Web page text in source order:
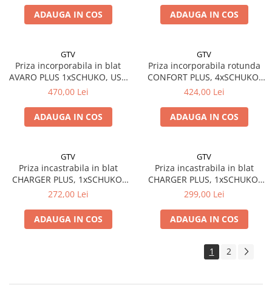
ADAUGA IN COS ADAUGA IN COS
GTV
Priza incorporabila in blat
AVARO PLUS 1xSCHUKO, USB
A+C, incarcare WIRELESS,
470,00 Lei
ADAUGA IN COS
GTV
Priza incorporabila rotunda
CONFORT PLUS, 4xSCHUKO,
2xUSB, 2xRJ45, incarcare
424,00 Lei
ADAUGA IN COS
GTV
Priza incastrabila in blat
CHARGER PLUS, 1xSCHUKO,
2xUSB, HDMI, incarcare
272,00 Lei
ADAUGA IN COS
GTV
Priza incastrabila in blat
CHARGER PLUS, 1xSCHUKO,
2xUSB, HDMI, incarcare
299,00 Lei
ADAUGA IN COS
1 2